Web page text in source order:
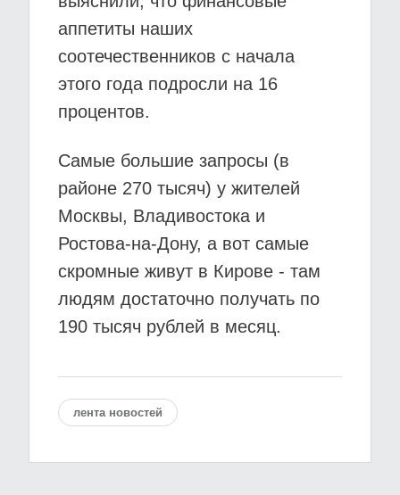
аппетиты наших
соотечественников с начала
этого года подросли на 16
процентов.
Самые большие запросы (в
районе 270 тысяч) у жителей
Москвы, Владивостока и
Ростова-на-Дону, а вот самые
скромные живут в Кирове - там
людям достаточно получать по
190 тысяч рублей в месяц.
лента новостей